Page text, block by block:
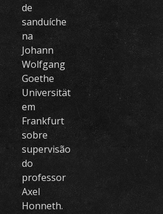
de
sanduíche
na
Johann
Wolfgang
Goethe
Universität
em
Frankfurt
sobre
supervisão
do
professor
Axel
Honneth.